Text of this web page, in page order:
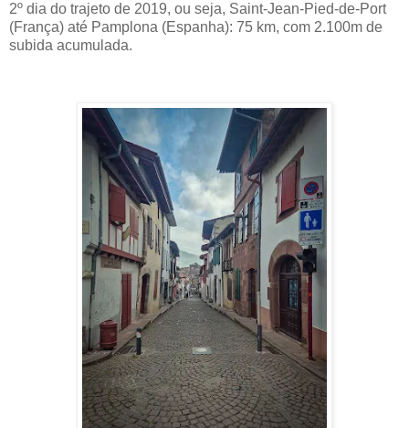
2º dia do trajeto de 2019, ou seja, Saint-Jean-Pied-de-Port
(França) até Pamplona (Espanha): 75 km, com 2.100m de
subida acumulada.